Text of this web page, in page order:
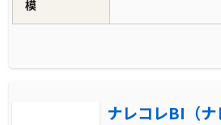
模
ナレコレBI（ナ